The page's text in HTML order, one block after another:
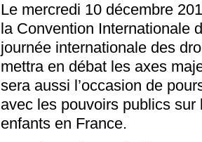
Le mercredi 10 décembre
la Convention Internationale
journée internationale des
mettra en débat les axes
sera aussi l’occasion de
avec les pouvoirs publics
enfants en France.